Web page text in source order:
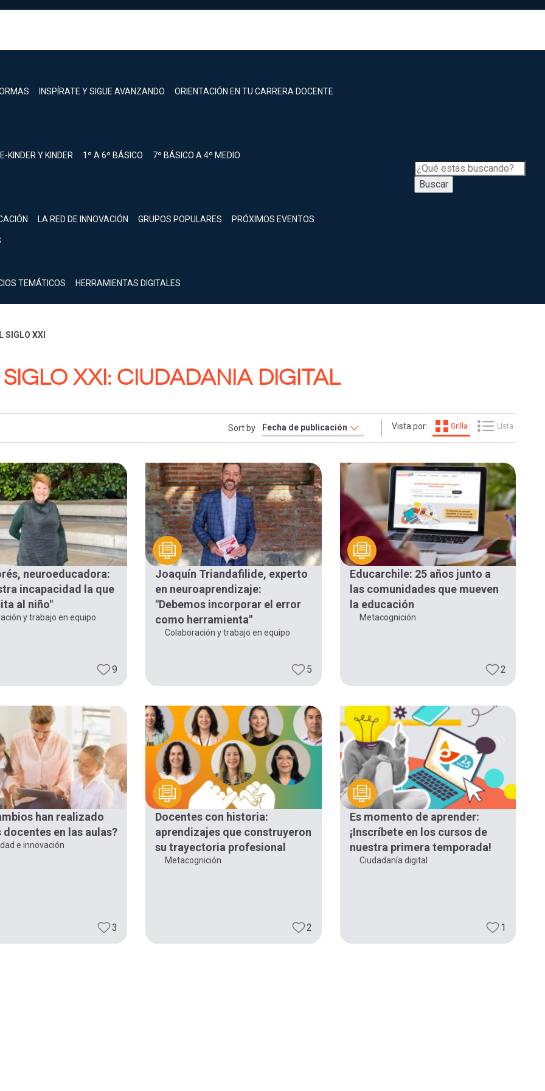
INSPÍRATE Y SIGUE AVANZANDO ORIENTACIÓN EN TU CARRERA DOCENTE
KINDER Y KINDER 1º A 6º BÁSICO 7º BÁSICO A 4º MEDIO
LA RED DE INNOVACIÓN GRUPOS POPULARES PRÓXIMOS EVENTOS
TEMÁTICOS HERRAMIENTAS DIGITALES
Buscar
SIGLO XXI
XXI: CIUDADANIA DIGITAL
Sort by Vista por: Grilla Lista
neuroeducadora:
incapacidad la que
al niño"
y trabajo en equipo
9
Joaquín Triandafilide, experto
en neuroaprendizaje:
"Debemos incorporar el error
como herramienta"
Colaboración y trabajo en equipo
5
Educarchile: 25 años junto a
las comunidades que mueven
la educación
Metacognición
2
han realizado
docentes en las aulas?
e innovación
3
Docentes con historia:
aprendizajes que construyeron
su trayectoria profesional
Metacognición
2
Es momento de aprender:
¡Inscríbete en los cursos de
nuestra primera temporada!
Ciudadanía digital
1
Inicia sesión.